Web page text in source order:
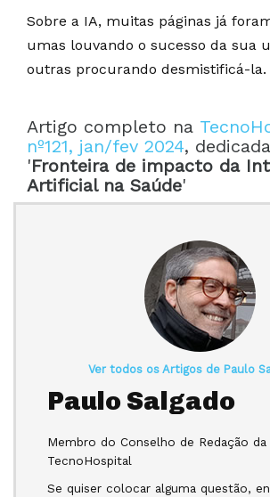
Sobre a IA, muitas páginas já
umas louvando o sucesso da sua
outras procurando desmistificá-la.
Artigo completo na
nº121, jan/fev 2024,
'Fronteira de impacto da
Artificial na Saúde'
Ver todos os Artigos de Paulo
Paulo Salgado
Membro do Conselho de Redação da
TecnoHospital
Se quiser colocar alguma questão,